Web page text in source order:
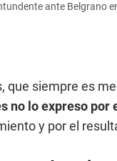
ante Belgrano
que siempre es
no lo expreso
y por el